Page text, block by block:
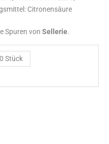
Citronensäure
Spuren von Sellerie.
Stück